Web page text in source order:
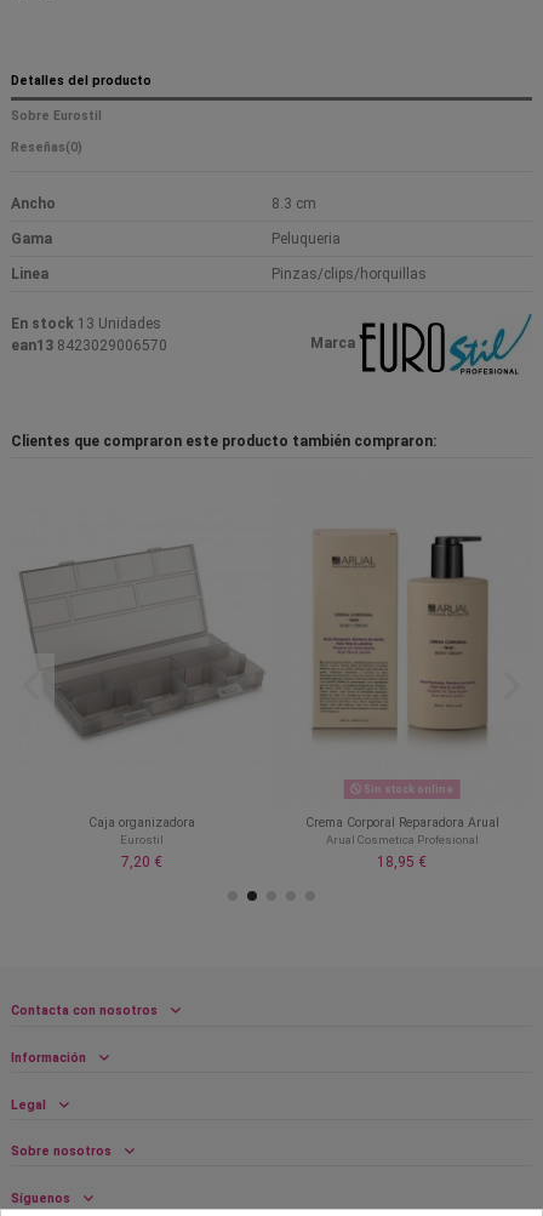
Detalles del producto
Sobre Eurostil
Reseñas(0)
Ancho 8.3 cm
Gama Peluqueria
Linea Pinzas/clips/horquillas
Marca
En stock 13 Unidades
ean13 8423029006570
Clientes que compraron este producto también compraron:
Caja organizadora
Eurostil
7,20 €
Sin stock online
Crema Corporal Reparadora Arual
Arual Cosmetica Profesional
18,95 €
Contacta con nosotros
Información
Legal
Sobre nosotros
Síguenos